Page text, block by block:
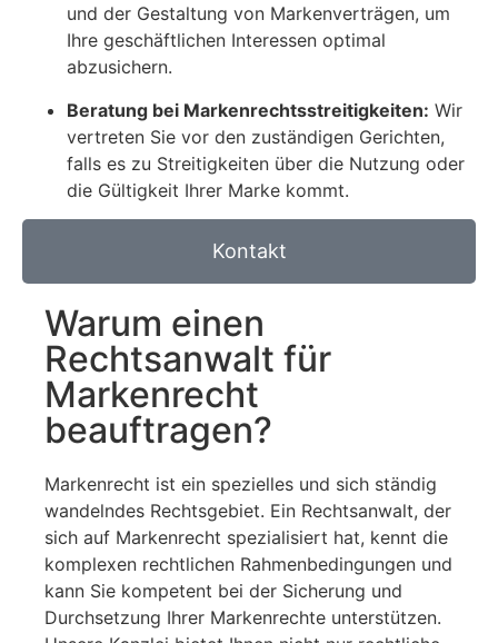
und der Gestaltung von Markenverträgen, um
Ihre geschäftlichen Interessen optimal
abzusichern.
Beratung bei Markenrechtsstreitigkeiten: Wir
vertreten Sie vor den zuständigen Gerichten,
falls es zu Streitigkeiten über die Nutzung oder
die Gültigkeit Ihrer Marke kommt.
Kontakt
Warum einen
Rechtsanwalt für
Markenrecht
beauftragen?
Markenrecht ist ein spezielles und sich ständig
wandelndes Rechtsgebiet. Ein Rechtsanwalt, der
sich auf Markenrecht spezialisiert hat, kennt die
komplexen rechtlichen Rahmenbedingungen und
kann Sie kompetent bei der Sicherung und
Durchsetzung Ihrer Markenrechte unterstützen.